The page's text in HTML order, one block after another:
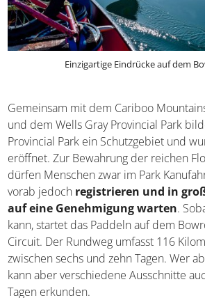
Gemeinsam mit dem Cariboo
und dem Wells Gray Provincial Park
Lake Provincial Park ein Schutzgebiet
offiziell eröffnet. Zur Bewahrung der
Fauna dürfen Menschen zwar im Park
müssen sich vorab jedochregistrieren
Gruppen auch auf eine
Sobald es losgehen kann, startet das
Bowron Lake Canoe Circuit. Der
Kilometer und dauert zwischen sechs
Wer abkürzen möchte, kann aber